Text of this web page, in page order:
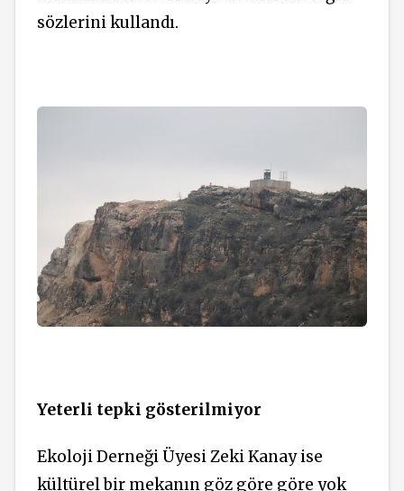
sözlerini kullandı.
Yeterli tepki gösterilmiyor
Ekoloji Derneği Üyesi Zeki Kanay ise
kültürel bir mekanın göz göre göre yok